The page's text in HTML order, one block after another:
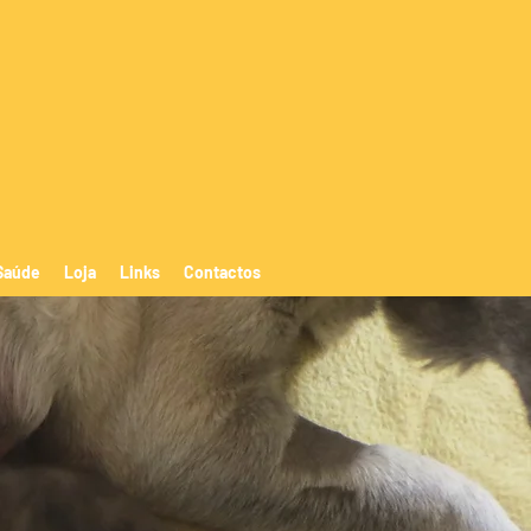
Loja Links Contactos